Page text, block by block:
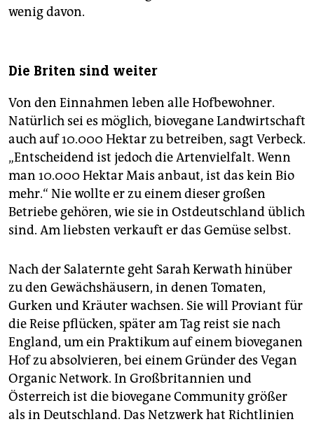
wenig davon.
Die Briten sind weiter
Von den Einnahmen leben alle Hofbewohner.
Natürlich sei es möglich, biovegane Landwirtschaft
auch auf 10.000 Hektar zu betreiben, sagt Verbeck.
„Entscheidend ist jedoch die Artenvielfalt. Wenn
man 10.000 Hektar Mais anbaut, ist das kein Bio
mehr.“ Nie wollte er zu einem dieser großen
Betriebe gehören, wie sie in Ostdeutschland üblich
sind. Am liebsten verkauft er das Gemüse selbst.
Nach der Salaternte geht Sarah Kerwath hinüber
zu den Gewächshäusern, in denen Tomaten,
Gurken und Kräuter wachsen. Sie will Proviant für
die Reise pflücken, später am Tag reist sie nach
England, um ein Praktikum auf einem bioveganen
Hof zu absolvieren, bei einem Gründer des Vegan
Organic Network. In Großbritannien und
Österreich ist die biovegane Community größer
als in Deutschland. Das Netzwerk hat Richtlinien